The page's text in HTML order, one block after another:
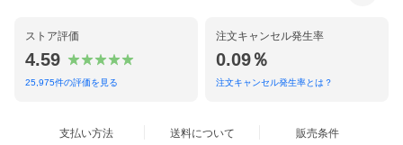
デスクを整えて、お仕事ツール持ち運び
ストア評価
4.59
25,975件の評価を見る
注文キャンセル発生率
0.09％
注文キャンセル発生率とは？
支払い方法 送料について 販売条件